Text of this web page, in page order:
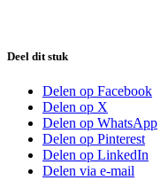
Deel dit stuk
Delen op Facebook
Delen op X
Delen op WhatsApp
Delen op Pinterest
Delen op LinkedIn
Delen via e-mail